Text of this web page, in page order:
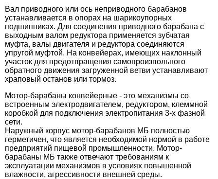
Вал приводного или ось неприводного барабанов
устанавливается в опорах на шарикоупорных
подшипниках. Для соединения приводного барабана с
выходным валом редуктора применяется зубчатая
муфта, валы двигателя и редуктора соединяются
упругой муфтой. На конвейерах, имеющих наклонный
участок для предотвращения самопроизвольного
обратного движения загруженной ветви устанавливают
храповый останов или тормоз.
Мотор-барабаны конвейерные - это механизмы со
встроенным электродвигателем, редуктором, клеммной
коробкой для подключения электропитания 3-х фазной
сети.
Наружный корпус мотор-барабанов МБ полностью
герметичен, что является необходимой нормой в работе
предприятий пищевой промышленности. Мотор-
барабаны МБ также отвечают требованиям к
эксплуатации механизмов в условиях повышенной
влажности, агрессивности внешней среды.